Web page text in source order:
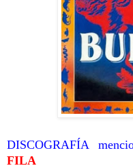
DISCOGRAFÍA
FILA